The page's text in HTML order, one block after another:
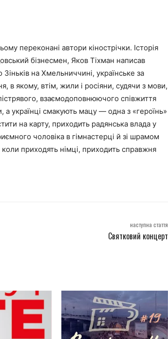
переконані автори кінострічки. Історія
бізнесмен, Яков Тіхман написав
на Хмельниччині, українське за
в якому, втім, жили і росіяни, судячи з мови,
взаємодоповнюючого співжиття
а українці смакують мацу — одна з «героїнь»
на карту, приходить радянська влада у
чоловіка в гімнастерці й зі шрамом
приходять німці, приходить справжня
наступна стаття
Святковий концерт